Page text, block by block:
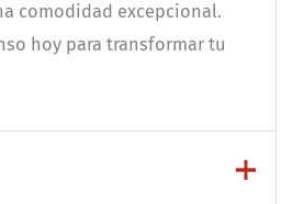
comodidad excepcional.
hoy para transformar tu